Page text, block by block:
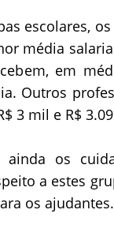
escolares,
média
em
Outros
3 mil e R$
ainda os
a estes
os ajudantes.